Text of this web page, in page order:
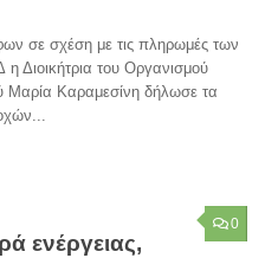
σε σχέση με τις πληρωμές των
Διοικήτρια του Οργανισμού
Μαρία Καραμεσίνη δήλωσε τα
0
ενέργειας,